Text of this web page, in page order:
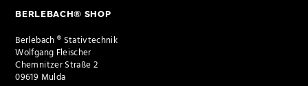
BERLEBACH® SHOP
Berlebach ® Stativtechnik
Wolfgang Fleischer
Chemnitzer Straße 2
09619 Mulda